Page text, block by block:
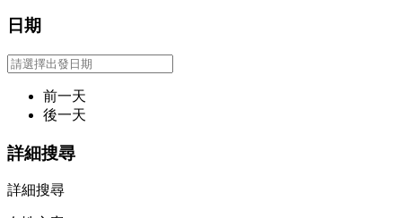
日期
前一天
後一天
詳細搜尋
詳細搜尋